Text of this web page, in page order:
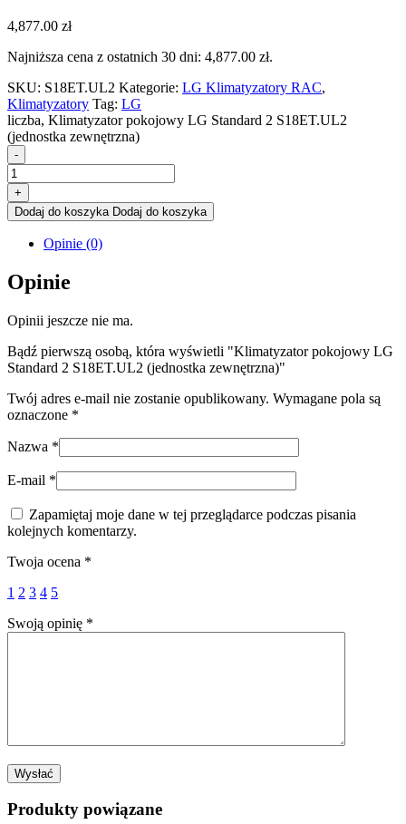
4,877.00 zł
Najniższa cena z ostatnich 30 dni: 4,877.00 zł.
SKU: S18ET.UL2 Kategorie: LG Klimatyzatory RAC,
Klimatyzatory Tag: LG
liczba, Klimatyzator pokojowy LG Standard 2 S18ET.UL2
(jednostka zewnętrzna)
-
+
Dodaj do koszyka Dodaj do koszyka
Opinie (0)
Opinie
Opinii jeszcze nie ma.
Bądź pierwszą osobą, która wyświetli "Klimatyzator pokojowy LG
Standard 2 S18ET.UL2 (jednostka zewnętrzna)"
Twój adres e-mail nie zostanie opublikowany. Wymagane pola są
oznaczone *
Nazwa *
E-mail *
Zapamiętaj moje dane w tej przeglądarce podczas pisania
kolejnych komentarzy.
Twoja ocena *
1 2 3 4 5
Swoją opinię *
Produkty powiązane